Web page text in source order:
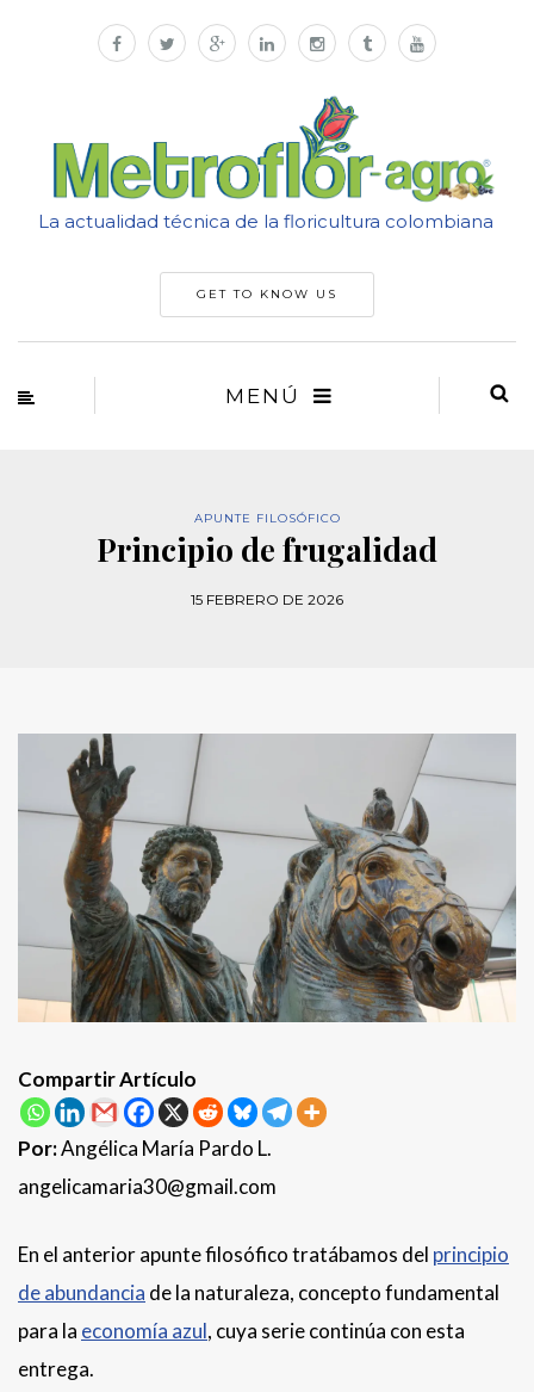
La actualidad técnica de la floricultura colombiana
GET TO KNOW US
MENÚ
APUNTE FILOSÓFICO
Principio de frugalidad
15 FEBRERO DE 2026
Compartir Artículo
Por:Angélica María Pardo L.
angelicamaria30@gmail.com
En el anterior apunte filosófico tratábamos del principio
de abundancia de la naturaleza, concepto fundamental
para la economía azul, cuya serie continúa con esta
entrega.